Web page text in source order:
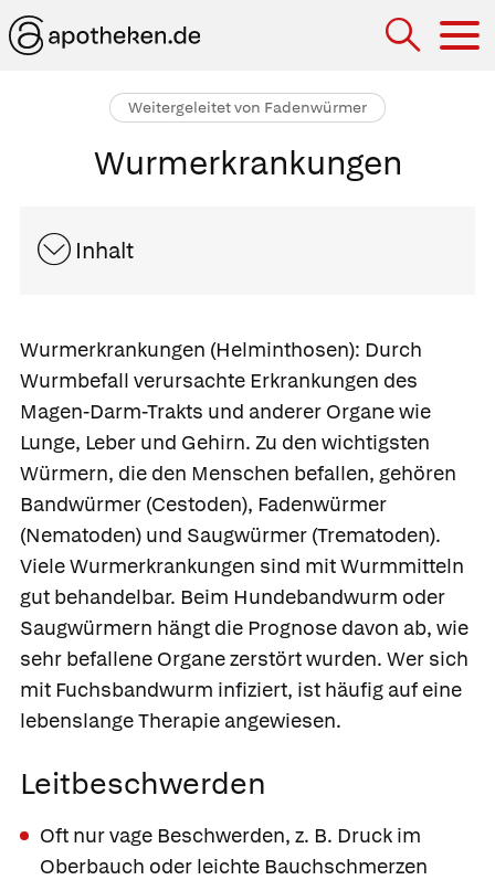
Weitergeleitet von Fadenwürmer
Wurmerkrankungen
Inhalt
Wurmerkrankungen (Helminthosen): Durch
Wurmbefall verursachte Erkrankungen des
Magen-Darm-Trakts und anderer Organe wie
Lunge, Leber und Gehirn. Zu den wichtigsten
Würmern, die den Menschen befallen, gehören
Bandwürmer (Cestoden), Fadenwürmer
(Nematoden) und Saugwürmer (Trematoden).
Viele Wurmerkrankungen sind mit Wurmmitteln
gut behandelbar. Beim Hundebandwurm oder
Saugwürmern hängt die Prognose davon ab, wie
sehr befallene Organe zerstört wurden. Wer sich
mit Fuchsbandwurm infiziert, ist häufig auf eine
lebenslange Therapie angewiesen.
Leitbeschwerden
Oft nur vage Beschwerden, z. B. Druck im
Oberbauch oder leichte Bauchschmerzen